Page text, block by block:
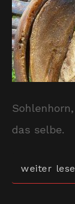
das selbe.
weiter